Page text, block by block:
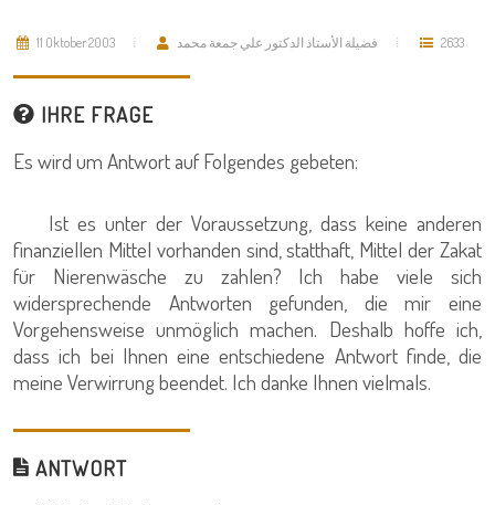
11 Oktober 2003 فضيلة الأستاذ الدكتور علي جمعة محمد 2633
IHRE FRAGE
Es wird um Antwort auf Folgendes gebeten:
Ist es unter der Voraussetzung, dass keine anderen
finanziellen Mittel vorhanden sind, statthaft, Mittel der Zakat
für Nierenwäsche zu zahlen? Ich habe viele sich
widersprechende Antworten gefunden, die mir eine
Vorgehensweise unmöglich machen. Deshalb hoffe ich,
dass ich bei Ihnen eine entschiedene Antwort finde, die
meine Verwirrung beendet. Ich danke Ihnen vielmals.
ANTWORT